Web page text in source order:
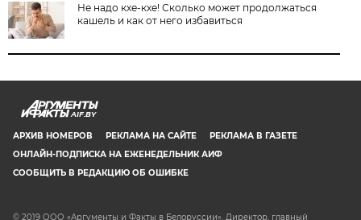
Не надо кхе-кхе! Сколько может продолжаться
кашель и как от него избавиться
AIF.BY
АРХИВ НОМЕРОВ РЕКЛАМА НА САЙТЕ
РЕКЛАМА В ГАЗЕТЕ
ОНЛАЙН-ПОДПИСКА НА ЕЖЕНЕДЕЛЬНИК АИФ
СООБЩИТЬ В РЕДАКЦИЮ ОБ ОШИБКЕ
© 2019 ООО «Аргументы и Факты в Белоруссии». Директор, главный